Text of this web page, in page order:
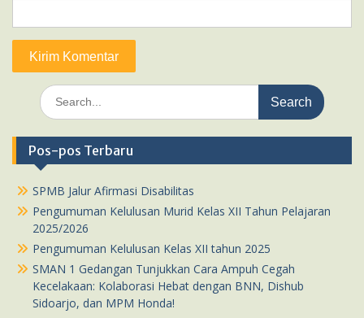
Search
for:
Pos-pos Terbaru
SPMB Jalur Afirmasi Disabilitas
Pengumuman Kelulusan Murid Kelas XII Tahun Pelajaran
2025/2026
Pengumuman Kelulusan Kelas XII tahun 2025
SMAN 1 Gedangan Tunjukkan Cara Ampuh Cegah
Kecelakaan: Kolaborasi Hebat dengan BNN, Dishub
Sidoarjo, dan MPM Honda!